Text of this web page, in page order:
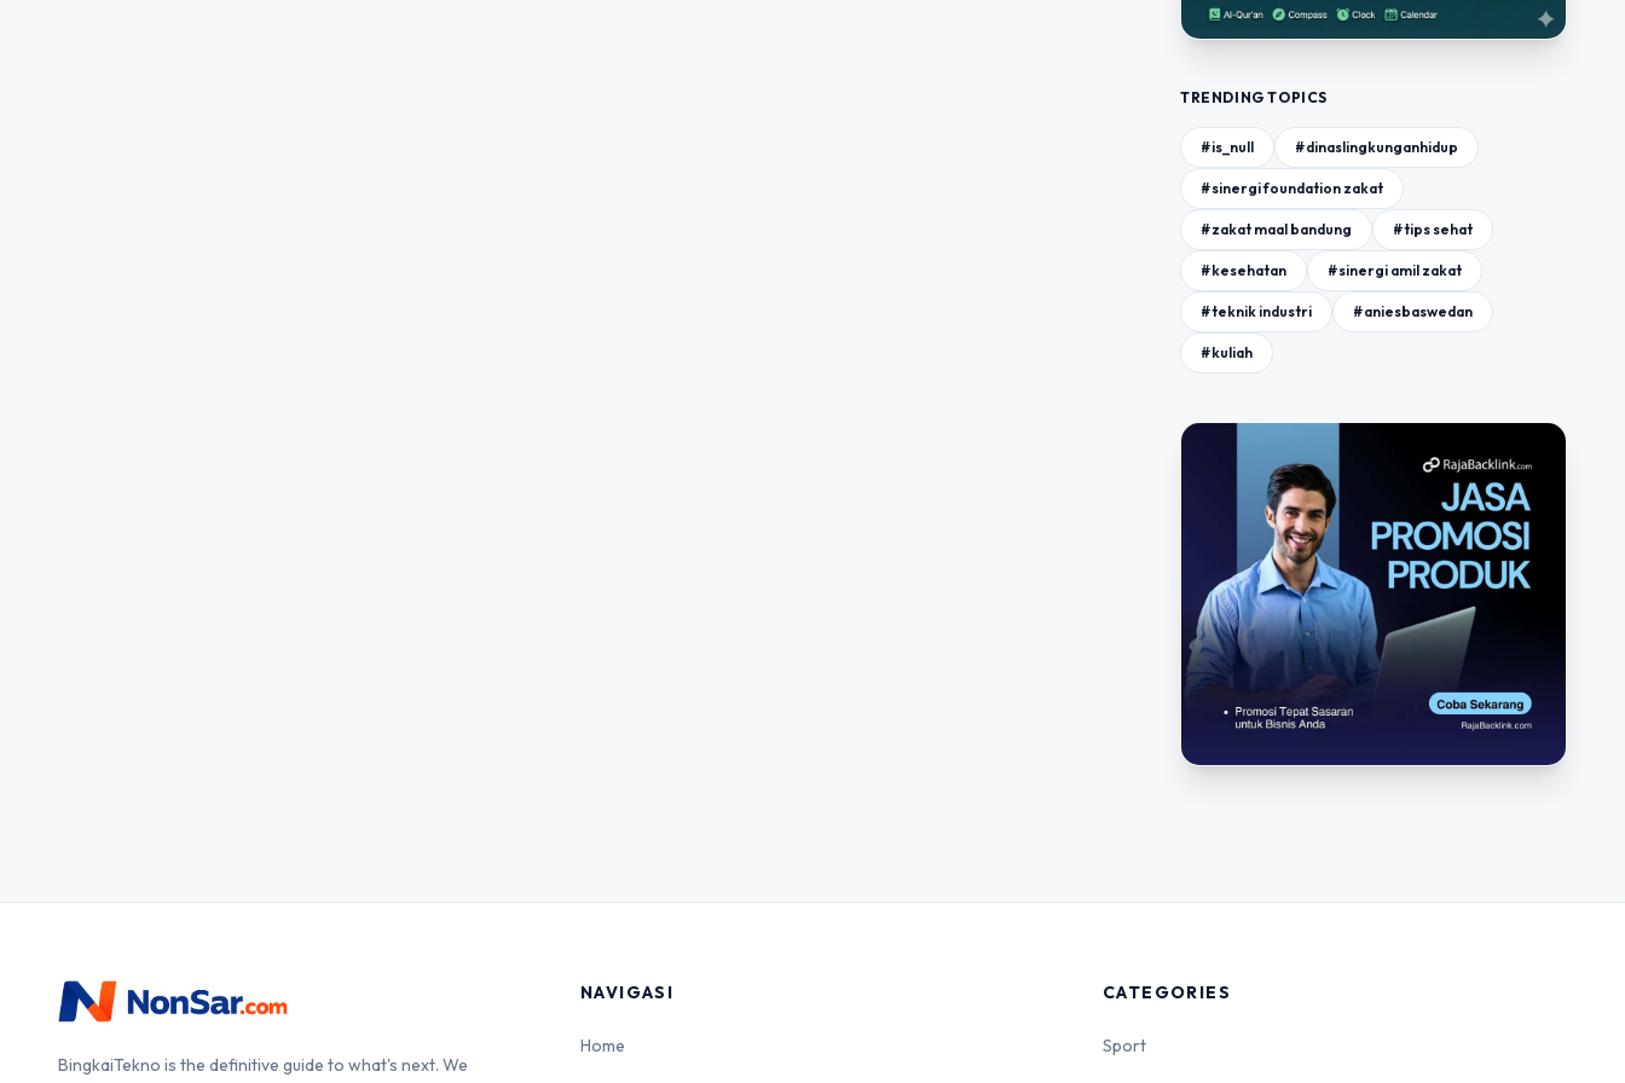
TRENDING TOPICS
#is_null #dinaslingkunganhidup
#sinergi foundation zakat
#zakat maal bandung #tips sehat
#kesehatan #sinergi amil zakat
#teknik industri #aniesbaswedan
#kuliah
BingkaiTekno is the definitive guide to what's next. We
NAVIGASI
Home
CATEGORIES
Sport